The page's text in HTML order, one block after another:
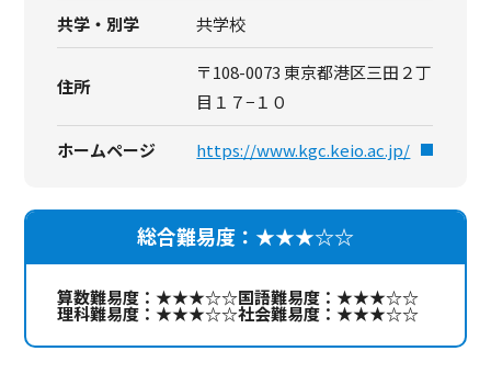
共学・別学 共学校
住所
〒108-0073 東京都港区三田２丁
目１７−１０
ホームページ https://www.kgc.keio.ac.jp/
総合難易度：★★★☆☆
算数難易度：★★★☆☆国語難易度：★★★☆☆
理科難易度：★★★☆☆社会難易度：★★★☆☆